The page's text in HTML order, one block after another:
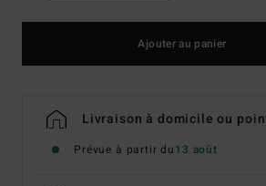
Ajouter au panier
Livraison à domicile ou
Prévue à partir du13 août